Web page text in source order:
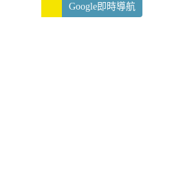
Google即時導航